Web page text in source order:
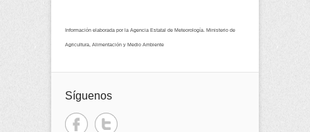
Información elaborada por la Agencia Estatal de Meteorología. Ministerio de
Agricultura, Alimentación y Medio Ambiente
Síguenos